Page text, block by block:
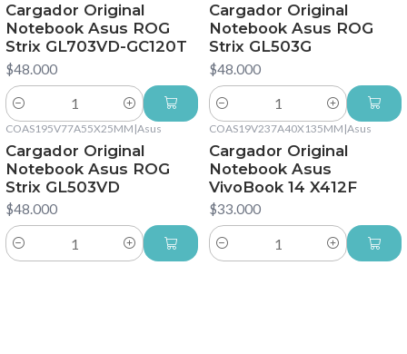
Cargador Original
Notebook Asus ROG
Strix GL703VD-GC120T
$48.000
Cantidad
Cargador Original
Notebook Asus ROG
Strix GL503G
$48.000
Cantidad
COAS195V77A55X25MM |Asus
Cargador Original
Notebook Asus ROG
Strix GL503VD
$48.000
Cantidad
COAS19V237A40X135MM |Asus
Cargador Original
Notebook Asus
VivoBook 14 X412F
$33.000
Cantidad